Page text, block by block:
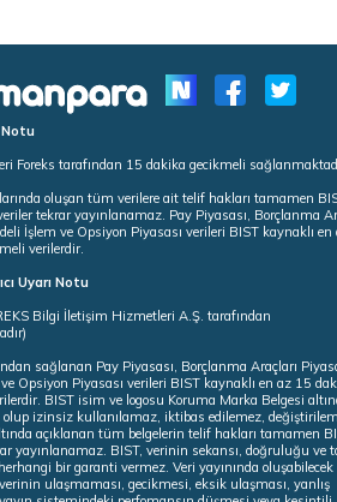
Notu
Foreks tarafından 15 dakika gecikmeli
oluşan tüm verilere ait telif hakları tamamen
tekrar yayınlanamaz. Pay Piyasası, Borçlanma
İşlem ve Opsiyon Piyasası verileri BIST kaynaklı en
verilerdir.
Uyarı Notu
Bilgi İletişim Hizmetleri A.Ş. tarafından
sağlanan Pay Piyasası, Borçlanma Araçları
Opsiyon Piyasası verileri BIST kaynaklı en az 15
BIST isim ve logosu Koruma Marka Belgesi
izinsiz kullanılamaz, iktibas edilemez,
açıklanan tüm belgelerin telif hakları tamamen
yayınlanamaz. BIST, verinin sekansı, doğruluğu ve
bir garanti vermez. Veri yayınında oluşabilecek
ulaşmaması, gecikmesi, eksik ulaşması, yanlış